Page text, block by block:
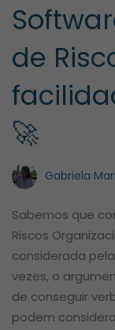
de
🚀
Gabriela
Sabemos que
Riscos
considerada
vezes, o
de conseguir
podem